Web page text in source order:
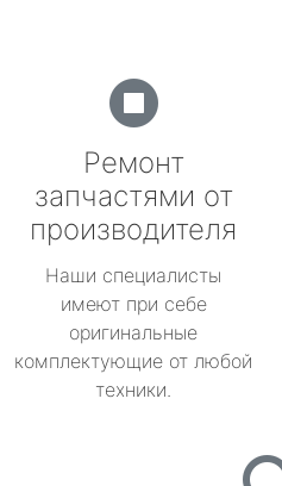
Ремонт
запчастями от
производителя
Наши специалисты
имеют при себе
оригинальные
комплектующие от любой
техники.